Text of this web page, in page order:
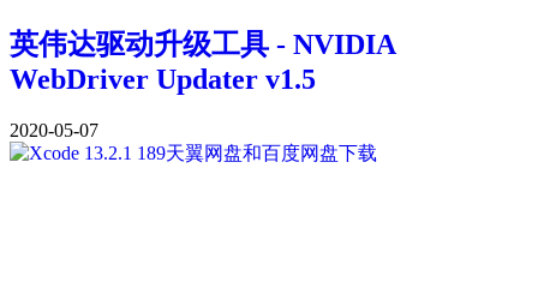
英伟达驱动升级工具 - NVIDIA
WebDriver Updater v1.5
2020-05-07